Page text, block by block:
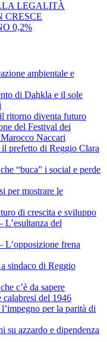
LEGALITÀ
0,2%
ambientale e
di Dahkla e il sole
ritorno diventa futuro
del Festival dei
Naccari
prefetto di Reggio Clara
“buca” i social e perde
per mostrare le
di crescita e sviluppo
L’esultanza del
L’opposizione frena
sindaco di Reggio
c’è da sapere
del 1946
per la parità di
su azzardo e dipendenza